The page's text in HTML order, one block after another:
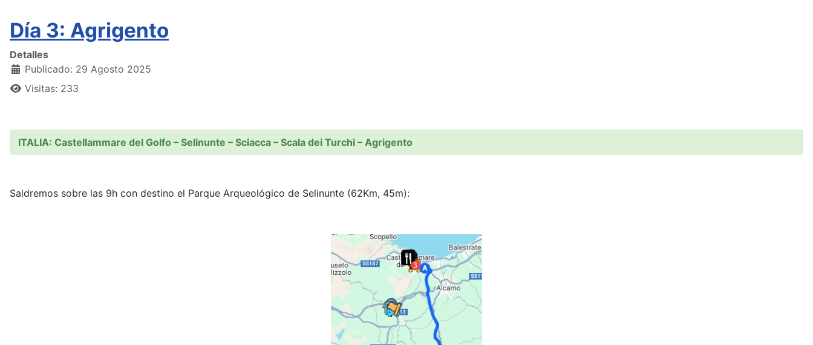
Día 3: Agrigento
Detalles
Publicado: 29 Agosto 2025
Visitas: 233
ITALIA: Castellammare del Golfo – Selinunte – Sciacca – Scala dei Turchi – Agrigento
Saldremos sobre las 9h con destino el Parque Arqueológico de Selinunte (62Km, 45m):